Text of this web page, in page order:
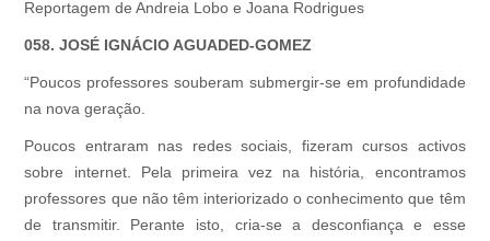
Reportagem de Andreia Lobo e Joana Rodrigues
058. JOSÉ IGNÁCIO AGUADED-GOMEZ
“Poucos professores souberam submergir-se em profundidade
na nova geração.
Poucos entraram nas redes sociais, fizeram cursos activos
sobre internet. Pela primeira vez na história, encontramos
professores que não têm interiorizado o conhecimento que têm
de transmitir. Perante isto, cria-se a desconfiança e esse